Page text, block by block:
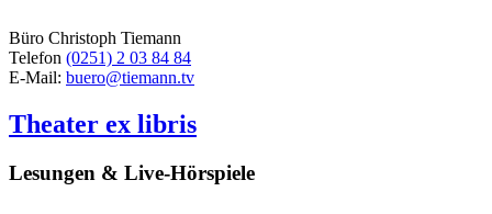
Büro Christoph Tiemann
Telefon (0251) 2 03 84 84
E-Mail: buero@tiemann.tv
Theater ex libris
Lesungen & Live-Hörspiele